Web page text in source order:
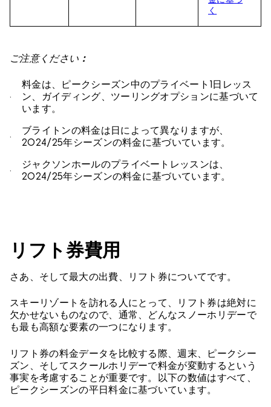
く
ご注意ください ：
料金は、ピークシーズン中のプライベート1日レッス
ン、ガイディング、ツーリングオプションに基づいて
います。
ブライトンの料金は日によって異なりますが、
2024/25年シーズンの料金に基づいています。
ジャクソンホールのプライベートレッスンは、
2024/25年シーズンの料金に基づいています。
リフト券費用
さあ、そして最大の出費、リフト券についてです。
スキーリゾートを訪れる人にとって、リフト券は絶対に
欠かせないものなので、通常、どんなスノーホリデーで
も最も高額な要素の一つになります。
リフト券の料金データを比較する際、週末、ピークシー
ズン、そしてスクールホリデーで料金が変動するという
事実を考慮することが重要です。以下の数値はすべて、
ピークシーズンの平日料金に基づいています。